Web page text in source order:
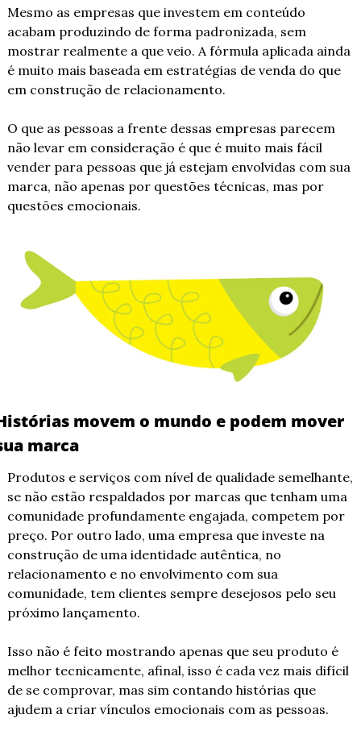
Mesmo as empresas que investem em conteúdo
acabam produzindo de forma padronizada, sem
mostrar realmente a que veio. A fórmula aplicada ainda
é muito mais baseada em estratégias de venda do que
em construção de relacionamento.
O que as pessoas a frente dessas empresas parecem
não levar em consideração é que é muito mais fácil
vender para pessoas que já estejam envolvidas com sua
marca, não apenas por questões técnicas, mas por
questões emocionais.
movem o mundo e podem mover
marca
Produtos e serviços com nível de qualidade semelhante,
se não estão respaldados por marcas que tenham uma
comunidade profundamente engajada, competem por
preço. Por outro lado, uma empresa que investe na
construção de uma identidade autêntica, no
relacionamento e no envolvimento com sua
comunidade, tem clientes sempre desejosos pelo seu
próximo lançamento.
Isso não é feito mostrando apenas que seu produto é
melhor tecnicamente, afinal, isso é cada vez mais difícil
de se comprovar, mas sim contando histórias que
ajudem a criar vínculos emocionais com as pessoas.